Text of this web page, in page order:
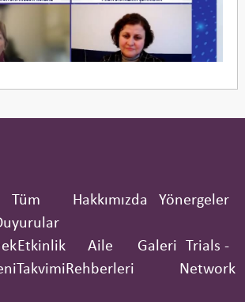
Tüm
Hakkımızda Yönergeler
Etkinlik
Takvimi
Aile
Rehberleri
Galeri
Trials -
Network